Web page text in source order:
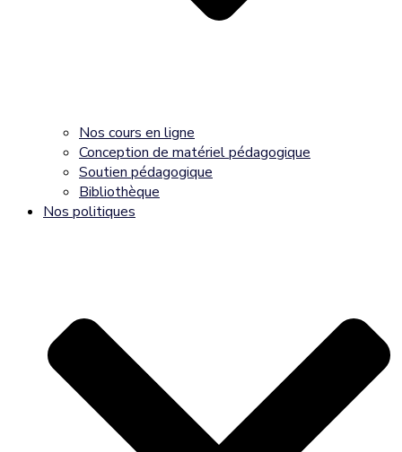
Nos cours en ligne
Conception de matériel pédagogique
Soutien pédagogique
Bibliothèque
Nos politiques